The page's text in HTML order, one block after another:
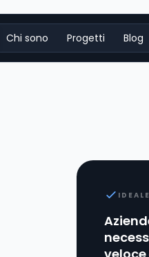
Chi sono Progetti Blog